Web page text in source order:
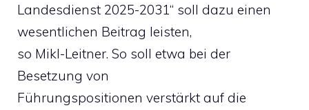
Landesdienst 2025-2031“ soll dazu einen
wesentlichen Beitrag leisten,
so Mikl-Leitner. So soll etwa bei der
Besetzung von
Führungspositionen verstärkt auf die